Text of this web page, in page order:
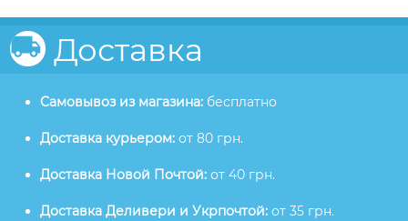
Доставка
Самовывоз из магазина: бесплатно
Доставка курьером: от 80 грн.
Доставка Новой Почтой: от 40 грн.
Доставка Деливери и Укрпочтой: от 35 грн.